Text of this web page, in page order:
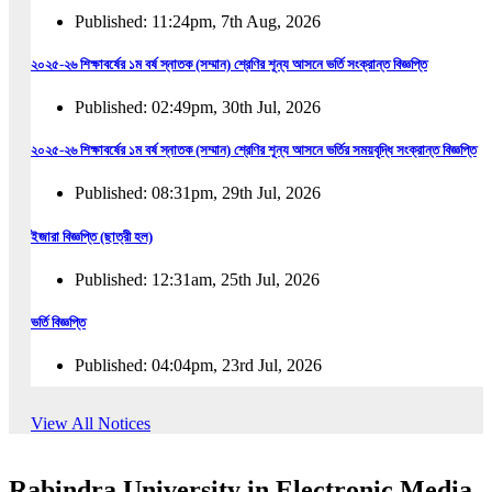
Published: 11:24pm, 7th Aug, 2026
২০২৫-২৬ শিক্ষাবর্ষের ১ম বর্ষ স্নাতক (সম্মান) শ্রেণির শূন্য আসনে ভর্তি সংক্রান্ত বিজ্ঞপ্তি
Published: 02:49pm, 30th Jul, 2026
২০২৫-২৬ শিক্ষাবর্ষের ১ম বর্ষ স্নাতক (সম্মান) শ্রেণির শূন্য আসনে ভর্তির সময়বৃদ্ধি সংক্রান্ত বিজ্ঞপ্তি
Published: 08:31pm, 29th Jul, 2026
ইজারা বিজ্ঞপ্তি (ছাত্রী হল)
Published: 12:31am, 25th Jul, 2026
ভর্তি বিজ্ঞপ্তি
Published: 04:04pm, 23rd Jul, 2026
View All Notices